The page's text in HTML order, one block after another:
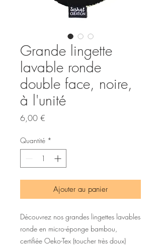
Grande lingette
lavable ronde
double face, noire,
à l'unité
6,00 €
Quantité *
Ajouter au panier
Découvrez nos grandes lingettes lavables
ronde en micro-éponge bambou,
certifiée Oeko-Tex (toucher très doux)